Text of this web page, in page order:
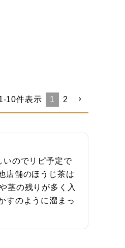
-10件表示 1 2
いのでリピ予定で
店舗のほうじ茶は
茎の残りが多く入
すのように溜まっ